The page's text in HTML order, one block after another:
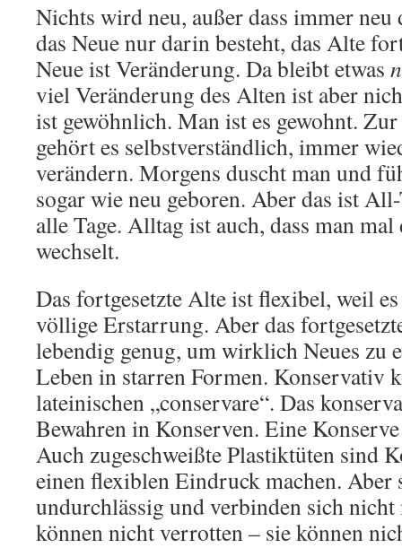
Nichts wird neu, außer dass immer
das Neue nur darin besteht, das Alte
Neue ist Veränderung. Da bleibt etwas
viel Veränderung des Alten ist aber
ist gewöhnlich. Man ist es gewohnt.
gehört es selbstverständlich, immer
verändern. Morgens duscht man und
sogar wie neu geboren. Aber das ist
alle Tage. Alltag ist auch, dass man mal
wechselt.
Das fortgesetzte Alte ist flexibel, weil
völlige Erstarrung. Aber das
lebendig genug, um wirklich Neues zu
Leben in starren Formen. Konservativ
lateinischen „conservare“. Das
Bewahren in Konserven. Eine
Auch zugeschweißte Plastiktüten sind
einen flexiblen Eindruck machen.
undurchlässig und verbinden sich
können nicht verrotten – sie können